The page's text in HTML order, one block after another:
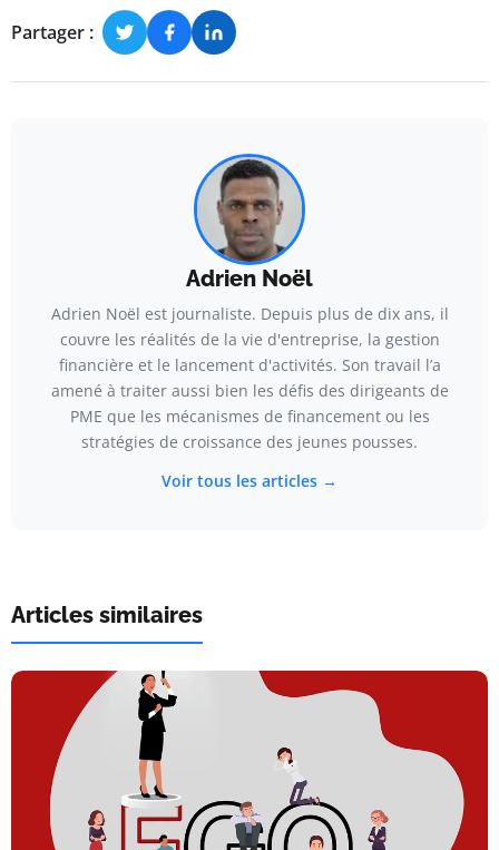
Partager :
Adrien Noël
Adrien Noël est journaliste. Depuis plus de dix ans, il
couvre les réalités de la vie d'entreprise, la gestion
financière et le lancement d'activités. Son travail l’a
amené à traiter aussi bien les défis des dirigeants de
PME que les mécanismes de financement ou les
stratégies de croissance des jeunes pousses.
Voir tous les articles →
Articles similaires